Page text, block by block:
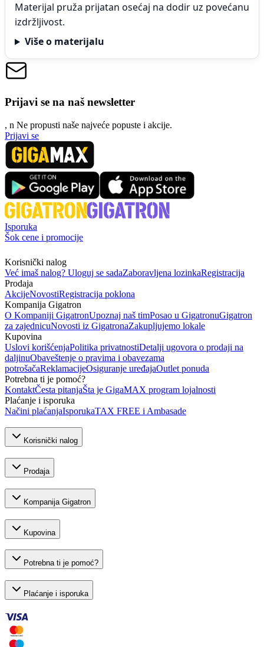
Materijal pruža prijatan osećaj na dodir uz povećanu
izdržljivost.
Više o materijalu
Prijavi se na naš newsletter
, n Ne propusti naše najveće popuste i akcije.
Prijavi se
Isporuka
Šok cene i promocije
Korisnički nalog
Već imaš nalog? Uloguj se sadaZaboravljena lozinkaRegistracija
Prodaja
AkcijeNovostiRegistracija poklona
Kompanija Gigatron
O Kompaniji GigatronUpoznaj naš timPosao u GigatronuGigatron
za zajednicuNovosti iz GigatronaZakupljujemo lokale
Kupovina
Uslovi korišćenjaPolitika privatnostiDetalji ugovora o prodaji na
daljinuObaveštenje o pravima i obavezama
potrošačaReklamacijeOsiguranje uređajaOutlet ponuda
Potrebna ti je pomoć?
KontaktČesta pitanjaŠta je GigaMAX program lojalnosti
Plaćanje i isporuka
Načini plaćanjaIsporukaTAX FREE i Ambasade
Korisnički nalog
Prodaja
Kompanija Gigatron
Kupovina
Potrebna ti je pomoć?
Plaćanje i isporuka